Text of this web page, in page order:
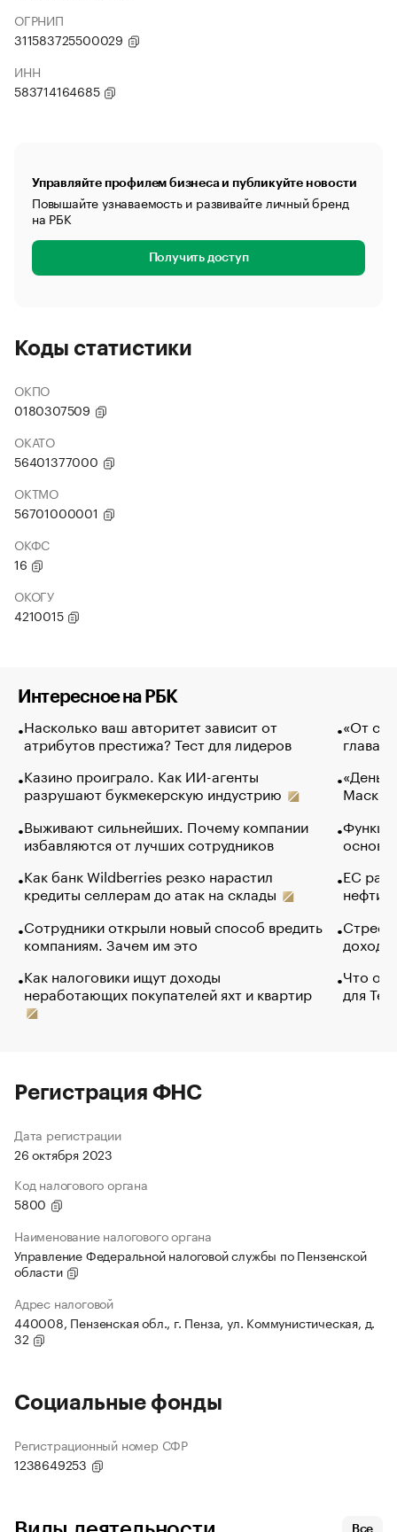
ОГРНИП
311583725500029
ИНН
583714164685
Управляйте профилем бизнеса и публикуйте новости
Повышайте узнаваемость и развивайте личный бренд
на РБК
Получить доступ
Коды статистики
ОКПО
0180307509
ОКАТО
56401377000
ОКТМО
56701000001
ОКФС
16
ОКОГУ
4210015
Интересное на РБК
Насколько ваш авторитет зависит от
атрибутов престижа? Тест для лидеров
Казино проиграло. Как ИИ-агенты
разрушают букмекерскую индустрию
Выживают сильнейших. Почему компании
избавляются от лучших сотрудников
Как банк Wildberries резко нарастил
кредиты селлерам до атак на склады
Сотрудники открыли новый способ вредить
компаниям. Зачем им это
Как налоговики ищут доходы
неработающих покупателей яхт и квартир
«От
глава
Маск в
основ
ЕС
нефти
Что
для
Регистрация ФНС
Дата регистрации
26 октября 2023
Код налогового органа
5800
Наименование налогового органа
Управление Федеральной налоговой службы по Пензенской
области
Адрес налоговой
440008, Пензенская обл., г. Пенза, ул. Коммунистическая, д.
32
Социальные фонды
Регистрационный номер СФР
1238649253